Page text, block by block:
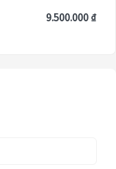
9.500.000 ₫